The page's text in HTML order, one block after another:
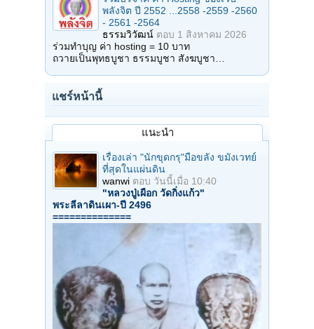
พลังจิต ปี 2552 ...2558 -2559 -2560
- 2561 -2564
ธรรมวิวัฒน์ ตอบ 1 สิงหาคม 2026
ร่วมทำบุญ ค่า hosting = 10 บาท
ถวายเป็นพุทธบูชา ธรรมบูชา สังฆบูชา…
แชร์หน้านี้
แนะนำ
เรื่องเล่า "นักขุดกรุ"มือขลัง ขมังเวทย์
ที่สุดในแผ่นดิน
wanwi ตอบ วันนี้เมื่อ 10:40
"หลวงปู่เผือก วัดกิ่งแก้ว"
พระลีลาดินเผา-ปี 2496
==============